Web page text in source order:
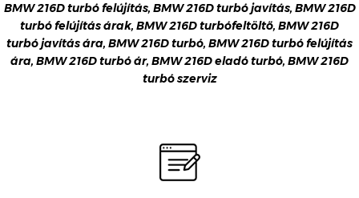
BMW 216D turbó felújítás, BMW 216D turbó javítás, BMW 216D
turbó felújítás árak, BMW 216D turbófeltöltő, BMW 216D
turbó javítás ára, BMW 216D turbó, BMW 216D turbó felújítás
ára, BMW 216D turbó ár, BMW 216D eladó turbó, BMW 216D
turbó szerviz